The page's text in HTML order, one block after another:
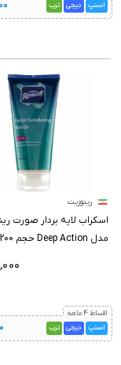
اسنپ
دیجی ترب
رینوزیت
اسکراب لایه بردار صورت
مدل Deep Action حجم 200 میلی لیتر
اقساط 4 ماهه
اسنپ
دیجی ترب